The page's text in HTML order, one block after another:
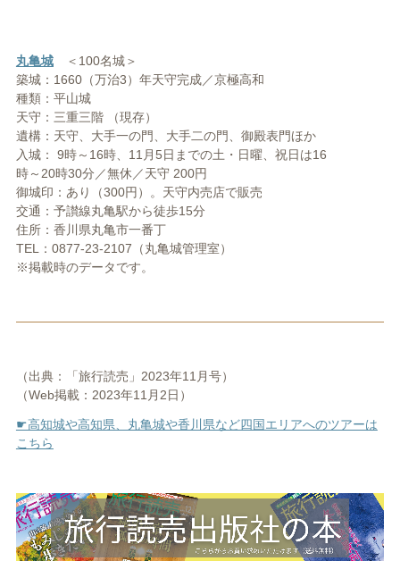
丸亀城＜100名城＞
築城：1660（万治3）年天守完成／京極高和
種類：平山城
天守：三重三階 （現存）
遺構：天守、大手一の門、大手二の門、御殿表門ほか
入城： 9時～16時、11月5日までの土・日曜、祝日は16
時～20時30分／無休／天守 200円
御城印：あり（300円）。天守内売店で販売
交通：予讃線丸亀駅から徒歩15分
住所：香川県丸亀市一番丁
TEL：0877-23-2107（丸亀城管理室）
※掲載時のデータです。
（出典：「旅行読売」2023年11月号）
（Web掲載：2023年11月2日）
☛高知城や高知県、丸亀城や香川県など四国エリアへのツアーは
こちら